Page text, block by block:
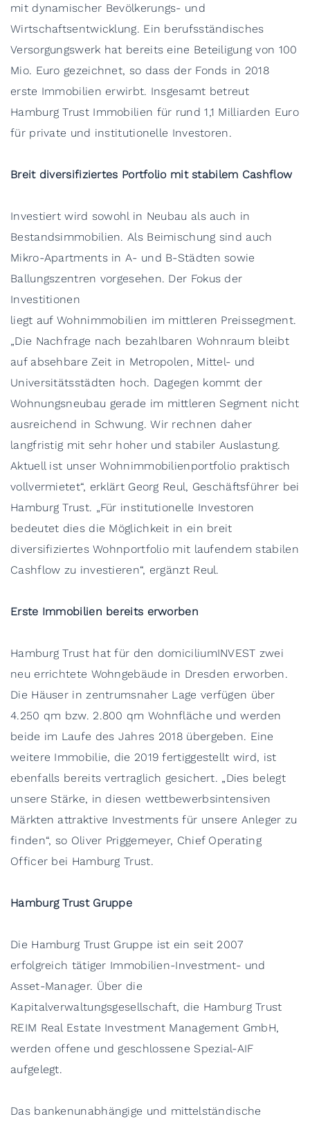
mit dynamischer Bevölkerungs- und
Wirtschaftsentwicklung. Ein berufsständisches
Versorgungswerk hat bereits eine Beteiligung von 100
Mio. Euro gezeichnet, so dass der Fonds in 2018
erste Immobilien erwirbt. Insgesamt betreut
Hamburg Trust Immobilien für rund 1,1 Milliarden Euro
für private und institutionelle Investoren.
Breit diversifiziertes Portfolio mit stabilem Cashflow
Investiert wird sowohl in Neubau als auch in
Bestandsimmobilien. Als Beimischung sind auch
Mikro-Apartments in A- und B-Städten sowie
Ballungszentren vorgesehen. Der Fokus der
Investitionen
liegt auf Wohnimmobilien im mittleren Preissegment.
„Die Nachfrage nach bezahlbaren Wohnraum bleibt
auf absehbare Zeit in Metropolen, Mittel- und
Universitätsstädten hoch. Dagegen kommt der
Wohnungsneubau gerade im mittleren Segment nicht
ausreichend in Schwung. Wir rechnen daher
langfristig mit sehr hoher und stabiler Auslastung.
Aktuell ist unser Wohnimmobilienportfolio praktisch
vollvermietet“, erklärt Georg Reul, Geschäftsführer bei
Hamburg Trust. „Für institutionelle Investoren
bedeutet dies die Möglichkeit in ein breit
diversifiziertes Wohnportfolio mit laufendem stabilen
Cashflow zu investieren“, ergänzt Reul.
Erste Immobilien bereits erworben
Hamburg Trust hat für den domiciliumINVEST zwei
neu errichtete Wohngebäude in Dresden erworben.
Die Häuser in zentrumsnaher Lage verfügen über
4.250 qm bzw. 2.800 qm Wohnfläche und werden
beide im Laufe des Jahres 2018 übergeben. Eine
weitere Immobilie, die 2019 fertiggestellt wird, ist
ebenfalls bereits vertraglich gesichert. „Dies belegt
unsere Stärke, in diesen wettbewerbsintensiven
Märkten attraktive Investments für unsere Anleger zu
finden“, so Oliver Priggemeyer, Chief Operating
Officer bei Hamburg Trust.
Hamburg Trust Gruppe
Die Hamburg Trust Gruppe ist ein seit 2007
erfolgreich tätiger Immobilien-Investment- und
Asset-Manager. Über die
Kapitalverwaltungsgesellschaft, die Hamburg Trust
REIM Real Estate Investment Management GmbH,
werden offene und geschlossene Spezial-AIF
aufgelegt.
Das bankenunabhängige und mittelständische